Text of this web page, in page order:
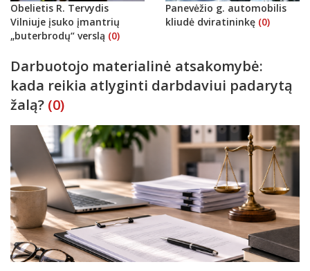
Obelietis R. Tervydis
Vilniuje įsuko įmantrių
„buterbrodų“ verslą (0)
Panevėžio g. automobilis
kliudė dviratininkę (0)
Darbuotojo materialinė atsakomybė:
kada reikia atlyginti darbdaviui padarytą
žalą? (0)